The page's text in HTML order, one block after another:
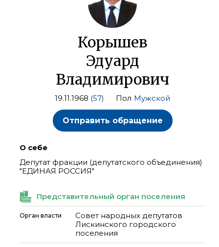
Корышев
Эдуард
Владимирович
19.11.1968 (57) Пол Мужской
Отправить обращение
О себе
Депутат фракции (депутатского объединения)
"ЕДИНАЯ РОССИЯ"
Представительный орган поселения
Орган власти
Совет народных депутатов
Лискинского городского
поселения